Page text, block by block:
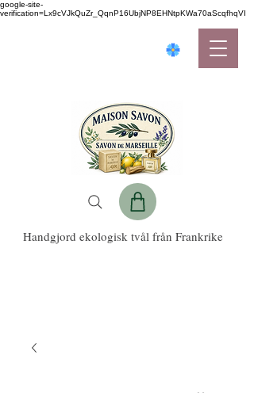
google-site-
verification=Lx9cVJkQuZr_QqnP16UbjNP8EHNtpKWa70aScqfhqVI
Handgjord ekologisk tvål från Frankrike